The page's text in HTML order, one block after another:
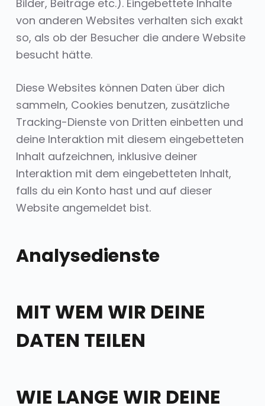
Bilder, Beiträge etc.). Eingebettete Inhalte
von anderen Websites verhalten sich exakt
so, als ob der Besucher die andere Website
besucht hätte.
Diese Websites können Daten über dich
sammeln, Cookies benutzen, zusätzliche
Tracking-Dienste von Dritten einbetten und
deine Interaktion mit diesem eingebetteten
Inhalt aufzeichnen, inklusive deiner
Interaktion mit dem eingebetteten Inhalt,
falls du ein Konto hast und auf dieser
Website angemeldet bist.
Analysedienste
MIT WEM WIR DEINE
DATEN TEILEN
WIE LANGE WIR DEINE